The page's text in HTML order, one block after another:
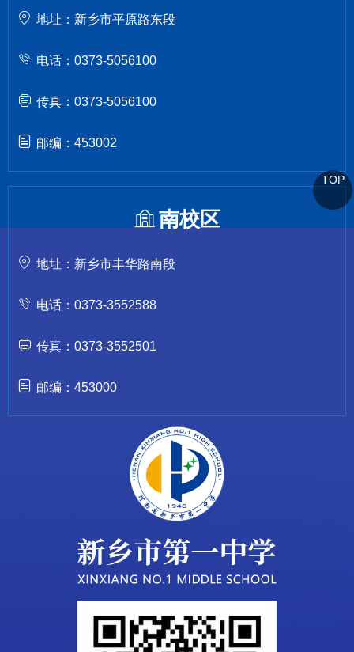
地址：新乡市平原路东段
电话：0373-5056100
传真：0373-5056100
邮编：453002
南校区
地址：新乡市丰华路南段
电话：0373-3552588
传真：0373-3552501
邮编：453000
TOP